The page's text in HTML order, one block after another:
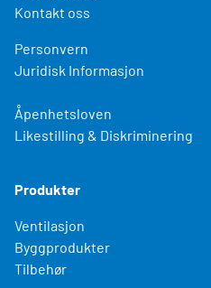
Kontakt oss
Personvern
Juridisk Informasjon
Åpenhetsloven
Likestilling & Diskriminering
Produkter
Ventilasjon
Byggprodukter
Tilbehør